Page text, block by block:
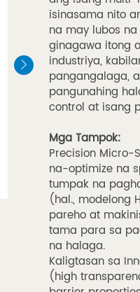
isinasama nito
na may lubos
ginagawa itong
industriya,
pangangalaga,
pangunahing
control at isang
Mga Tampok:
Precision Micro-
na-optimize na
tumpak na
(hal., modelong
pareho at
tama para sa
na halaga.
Kaligtasan sa
(high